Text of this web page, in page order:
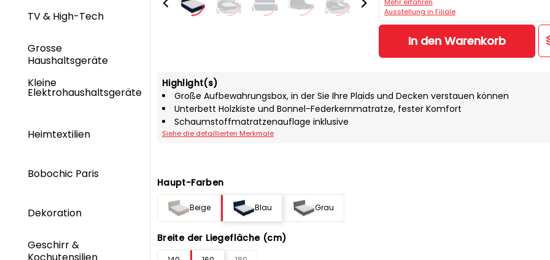
TV & High-Tech
Grosse
Haushaltsgeräte
Kleine
Elektrohaushaltsgeräte
Heimtextilien
Bobochic Paris
Dekoration
Geschirr &
Kochutensilien
Ausstellung in Filiale
In den Warenkorb
Highlight(s)
Große Aufbewahrungsbox, in der Sie Ihre Plaids und Decken verstauen können
Unterbett Holzkiste und Bonnel-Federkernmatratze, fester Komfort
Schaumstoffmatratzenauflage inklusive
Siehe die detaillierten Merkmale
Haupt-Farben
Beige Blau Grau
Breite der Liegefläche (cm)